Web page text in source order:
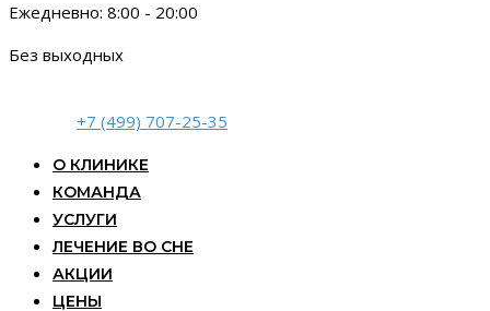
Ежедневно: 8:00 - 20:00
Без выходных
+7 (499) 707-25-35
О КЛИНИКЕ
КОМАНДА
УСЛУГИ
ЛЕЧЕНИЕ ВО СНЕ
АКЦИИ
ЦЕНЫ